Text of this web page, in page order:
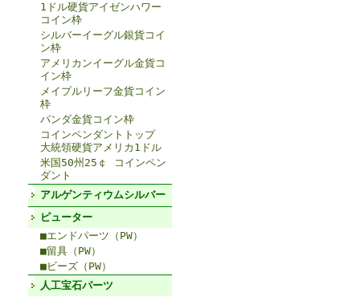
1ドル硬貨アイゼンハワー
コイン枠
シルバーイーグル銀貨コイ
ン枠
アメリカンイーグル金貨コ
イン枠
メイプルリーフ金貨コイン
枠
パンダ金貨コイン枠
コインペンダントトップ
大統領硬貨アメリカ1ドル
米国50州25￠ コインペン
ダント
アルゲンティウムシルバー
ピューター
■エンドパーツ（PW）
■留具（PW）
■ビーズ（PW）
人工宝石パーツ